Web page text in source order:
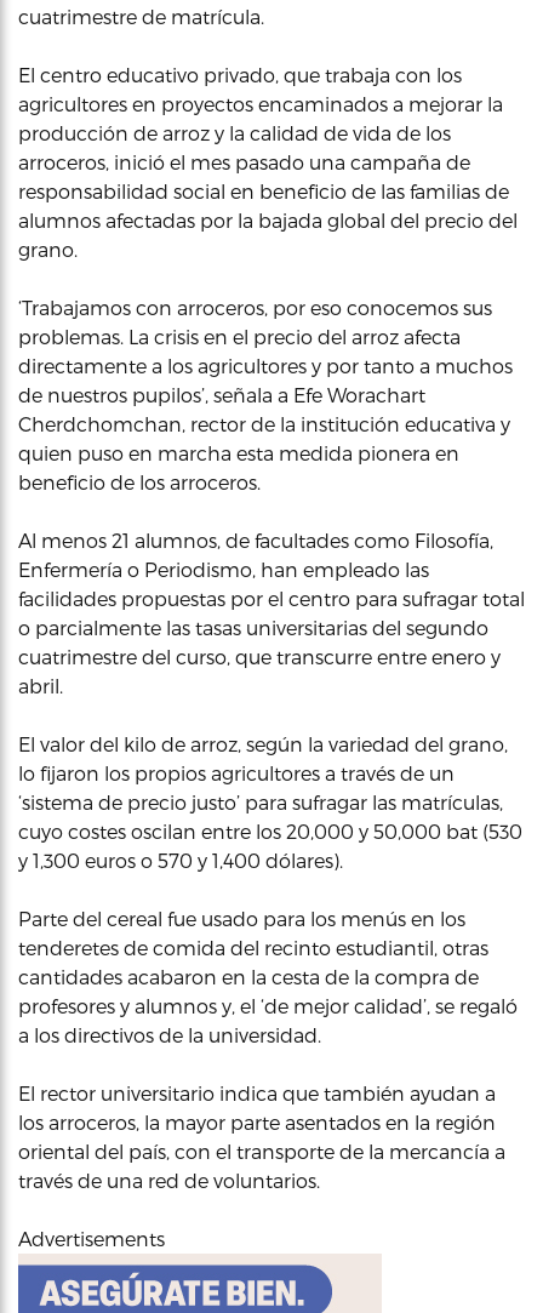
cuatrimestre de matrícula.
El centro educativo privado, que trabaja con los
agricultores en proyectos encaminados a mejorar la
producción de arroz y la calidad de vida de los
arroceros, inició el mes pasado una campaña de
responsabilidad social en beneficio de las familias de
alumnos afectadas por la bajada global del precio del
grano.
‘Trabajamos con arroceros, por eso conocemos sus
problemas. La crisis en el precio del arroz afecta
directamente a los agricultores y por tanto a muchos
de nuestros pupilos’, señala a Efe Worachart
Cherdchomchan, rector de la institución educativa y
quien puso en marcha esta medida pionera en
beneficio de los arroceros.
Al menos 21 alumnos, de facultades como Filosofía,
Enfermería o Periodismo, han empleado las
facilidades propuestas por el centro para sufragar total
o parcialmente las tasas universitarias del segundo
cuatrimestre del curso, que transcurre entre enero y
abril.
El valor del kilo de arroz, según la variedad del grano,
lo fijaron los propios agricultores a través de un
‘sistema de precio justo’ para sufragar las matrículas,
cuyo costes oscilan entre los 20,000 y 50,000 bat (530
y 1,300 euros o 570 y 1,400 dólares).
Parte del cereal fue usado para los menús en los
tenderetes de comida del recinto estudiantil, otras
cantidades acabaron en la cesta de la compra de
profesores y alumnos y, el ‘de mejor calidad’, se regaló
a los directivos de la universidad.
El rector universitario indica que también ayudan a
los arroceros, la mayor parte asentados en la región
oriental del país, con el transporte de la mercancía a
través de una red de voluntarios.
Advertisements